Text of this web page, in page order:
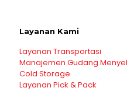
Layanan Kami
Layanan Transportasi
Manajemen Gudang
Cold Storage
Layanan Pick & Pack